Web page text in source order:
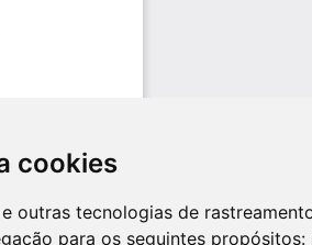
cookies
outras tecnologias de
para os seguintes propósitos: